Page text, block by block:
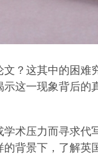
？这其中的困难
这一现象背后的
术压力而寻求代
背景下，了解英